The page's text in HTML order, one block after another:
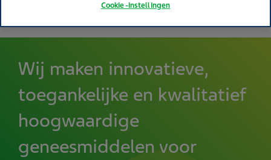
Wij maken innovatieve,
toegankelijke en kwalitatief
hoogwaardige
geneesmiddelen voor
Cookie-instellingen